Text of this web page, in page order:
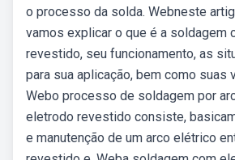
o processo da solda. Webneste
vamos explicar o que é a soldagem
revestido, seu funcionamento, as
para sua aplicação, bem como suas
Webo processo de soldagem por
eletrodo revestido consiste,
e manutenção de um arco elétrico